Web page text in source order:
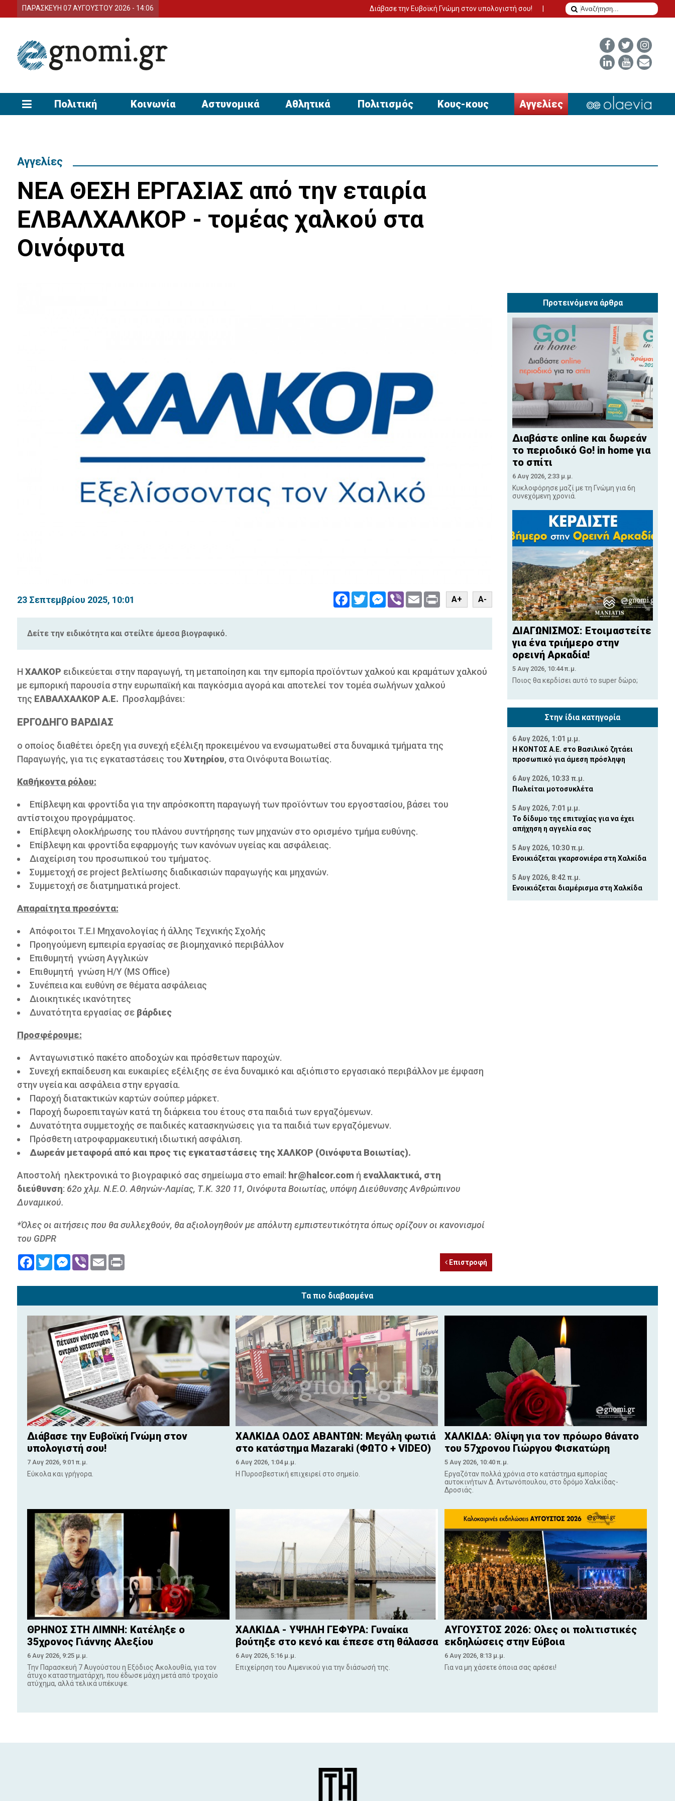
ΠΑΡΑΣΚΕΥΗ 07 ΑΥΓΟΥΣΤΟΥ 2026 - 14:06 Διάβασε την Ευβοϊκή Γνώμη στον υπολογιστή σου! Το δίδυμο της επιτυχίας για να έχει απήχηση η
Πολιτική Κοινωνία Αστυνομικά Αθλητικά Πολιτισμός Κους-κους Αγγελίες
Αγγελίες
NEA ΘΕΣΗ ΕΡΓΑΣΙΑΣ από την εταιρία
ΕΛΒΑΛΧΑΛΚΟΡ - τομέας χαλκού στα
Οινόφυτα
23 Σεπτεμβρίου 2025, 10:01 FacebookTwitterMessenger
Viber Email PrintA+ A-
Δείτε την ειδικότητα και στείλτε άμεσα βιογραφικό.
Η ΧΑΛΚΟΡ ειδικεύεται στην παραγωγή, τη μεταποίηση και την εμπορία προϊόντων χαλκού και κραμάτων χαλκού
με εμπορική παρουσία στην ευρωπαϊκή και παγκόσμια αγορά και αποτελεί τον τομέα σωλήνων χαλκού
της ΕΛΒΑΛΧΑΛΚΟΡ Α.Ε. Προσλαμβάνει:
ΕΡΓΟΔΗΓΟ ΒΑΡΔΙΑΣ
ο οποίος διαθέτει όρεξη για συνεχή εξέλιξη προκειμένου να ενσωματωθεί στα δυναμικά τμήματα της
Παραγωγής, για τις εγκαταστάσεις του Χυτηρίου, στα Οινόφυτα Βοιωτίας.
Καθήκοντα ρόλου:
Επίβλεψη και φροντίδα για την απρόσκοπτη παραγωγή των προϊόντων του εργοστασίου, βάσει του
αντίστοιχου προγράμματος.
Επίβλεψη ολοκλήρωσης του πλάνου συντήρησης των μηχανών στο ορισμένο τμήμα ευθύνης.
Επίβλεψη και φροντίδα εφαρμογής των κανόνων υγείας και ασφάλειας.
Διαχείριση του προσωπικού του τμήματος.
Συμμετοχή σε project βελτίωσης διαδικασιών παραγωγής και μηχανών.
Συμμετοχή σε διατμηματικά project.
Απαραίτητα προσόντα:
Απόφοιτοι Τ.Ε.Ι Μηχανολογίας ή άλλης Τεχνικής Σχολής
Προηγούμενη εμπειρία εργασίας σε βιομηχανικό περιβάλλον
Επιθυμητή γνώση Αγγλικών
Επιθυμητή γνώση Η/Υ (MS Office)
Συνέπεια και ευθύνη σε θέματα ασφάλειας
Διοικητικές ικανότητες
Δυνατότητα εργασίας σε βάρδιες
Προσφέρουμε:
Ανταγωνιστικό πακέτο αποδοχών και πρόσθετων παροχών.
Συνεχή εκπαίδευση και ευκαιρίες εξέλιξης σε ένα δυναμικό και αξιόπιστο εργασιακό περιβάλλον με έμφαση
στην υγεία και ασφάλεια στην εργασία.
Παροχή διατακτικών καρτών σούπερ μάρκετ.
Παροχή δωροεπιταγών κατά τη διάρκεια του έτους στα παιδιά των εργαζόμενων.
Δυνατότητα συμμετοχής σε παιδικές κατασκηνώσεις για τα παιδιά των εργαζόμενων.
Πρόσθετη ιατροφαρμακευτική ιδιωτική ασφάλιση.
Δωρεάν μεταφορά από και προς τις εγκαταστάσεις της ΧΑΛΚΟΡ (Οινόφυτα Βοιωτίας).
Αποστολή ηλεκτρονικά το βιογραφικό σας σημείωμα στο email: hr@halcor.com ή εναλλακτικά, στη
διεύθυνση: 62ο χλμ. Ν.Ε.Ο. Αθηνών-Λαμίας, Τ.Κ. 320 11, Οινόφυτα Βοιωτίας, υπόψη Διεύθυνσης Ανθρώπινου
Δυναμικού.
*Όλες οι αιτήσεις που θα συλλεχθούν, θα αξιολογηθούν με απόλυτη εμπιστευτικότητα όπως ορίζουν οι κανονισμοί
του GDPR
FacebookTwitterMessenger
Viber Email Print Επιστροφή
Προτεινόμενα άρθρα
Διαβάστε online και δωρεάν
το περιοδικό Go! in home για
το σπίτι
6 Αυγ 2026, 2:33 μ.μ.
Κυκλοφόρησε μαζί με τη Γνώμη για 6η
συνεχόμενη χρονιά.
ΔΙΑΓΩΝΙΣΜΟΣ: Ετοιμαστείτε
για ένα τριήμερο στην
ορεινή Αρκαδία!
5 Αυγ 2026, 10:44 π.μ.
Ποιος θα κερδίσει αυτό το super δώρο;
Στην ίδια κατηγορία
6 Αυγ 2026, 1:01 μ.μ.
H ΚΟΝΤΟΣ Α.Ε. στο Βασιλικό ζητάει
προσωπικό για άμεση πρόσληψη
6 Αυγ 2026, 10:33 π.μ.
Πωλείται μοτοσυκλέτα
5 Αυγ 2026, 7:01 μ.μ.
Το δίδυμο της επιτυχίας για να έχει
απήχηση η αγγελία σας
5 Αυγ 2026, 10:30 π.μ.
Ενοικιάζεται γκαρσονιέρα στη Χαλκίδα
5 Αυγ 2026, 8:42 π.μ.
Ενοικιάζεται διαμέρισμα στη Χαλκίδα
Τα πιο διαβασμένα
Διάβασε την Ευβοϊκή Γνώμη στον
υπολογιστή σου!
7 Αυγ 2026, 9:01 π.μ.
Εύκολα και γρήγορα.
ΧΑΛΚΙΔΑ ΟΔΟΣ ΑΒΑΝΤΩΝ: Μεγάλη φωτιά
στο κατάστημα Mazaraki (ΦΩΤΟ + VIDEO)
6 Αυγ 2026, 1:04 μ.μ.
Η Πυροσβεστική επιχειρεί στο σημείο.
ΧΑΛΚΙΔΑ: Θλίψη για τον πρόωρο θάνατο
του 57χρονου Γιώργου Φισκατώρη
5 Αυγ 2026, 10:40 π.μ.
Εργαζόταν πολλά χρόνια στο κατάστημα εμπορίας
αυτοκινήτων Δ. Αντωνόπουλου, στο δρόμο Χαλκίδας-
Δροσιάς.
ΘΡΗΝΟΣ ΣΤΗ ΛΙΜΝΗ: Κατέληξε ο
35χρονος Γιάννης Αλεξίου
6 Αυγ 2026, 9:25 μ.μ.
Την Παρασκευή 7 Αυγούστου η Εξόδιος Ακολουθία, για τον
άτυχο καταστηματάρχη, που έδωσε μάχη μετά από τροχαίο
ατύχημα, αλλά τελικά υπέκυψε.
ΧΑΛΚΙΔΑ - ΥΨΗΛΗ ΓΕΦΥΡΑ: Γυναίκα
βούτηξε στο κενό και έπεσε στη θάλασσα
6 Αυγ 2026, 5:16 μ.μ.
Επιχείρηση του Λιμενικού για την διάσωσή της.
ΑΥΓΟΥΣΤΟΣ 2026: Ολες οι πολιτιστικές
εκδηλώσεις στην Εύβοια
6 Αυγ 2026, 8:13 μ.μ.
Για να μη χάσετε όποια σας αρέσει!